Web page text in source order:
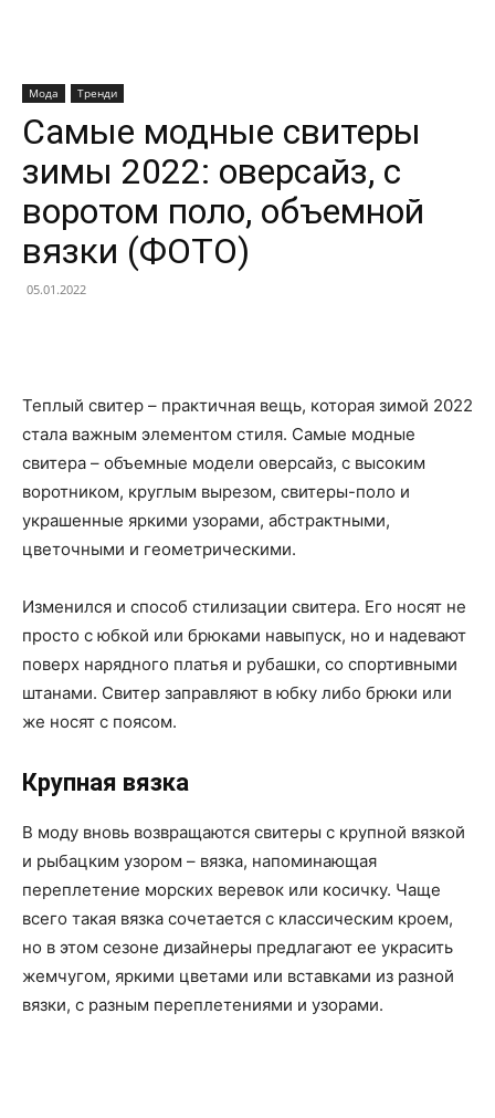
Мода Тренди
Самые модные свитеры
зимы 2022: оверсайз, с
воротом поло, объемной
вязки (ФОТО)
05.01.2022
Теплый свитер – практичная вещь, которая зимой 2022
стала важным элементом стиля. Самые модные
свитера – объемные модели оверсайз, с высоким
воротником, круглым вырезом, свитеры-поло и
украшенные яркими узорами, абстрактными,
цветочными и геометрическими.
Изменился и способ стилизации свитера. Его носят не
просто с юбкой или брюками навыпуск, но и надевают
поверх нарядного платья и рубашки, со спортивными
штанами. Свитер заправляют в юбку либо брюки или
же носят с поясом.
Крупная вязка
В моду вновь возвращаются свитеры с крупной вязкой
и рыбацким узором – вязка, напоминающая
переплетение морских веревок или косичку. Чаще
всего такая вязка сочетается с классическим кроем,
но в этом сезоне дизайнеры предлагают ее украсить
жемчугом, яркими цветами или вставками из разной
вязки, с разным переплетениями и узорами.